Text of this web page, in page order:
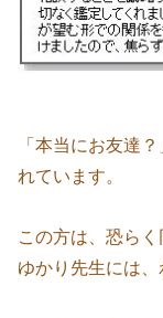
「本当にお友達
れています。
この方は、恐ら
ゆかり先生には、